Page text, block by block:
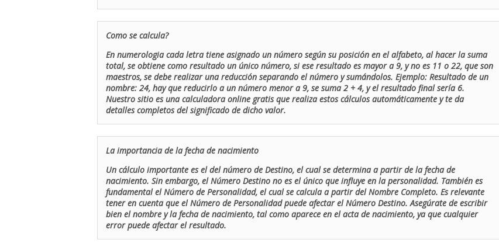
Como se calcula?
En numerologia cada letra tiene asignado un número según su posición en el alfabeto, al hacer la suma
total, se obtiene como resultado un único número, si ese resultado es mayor a 9, y no es 11 o 22, que son
maestros, se debe realizar una reducción separando el número y sumándolos. Ejemplo: Resultado de un
nombre: 24, hay que reducirlo a un número menor a 9, se suma 2 + 4, y el resultado final sería 6.
Nuestro sitio es una calculadora online gratis que realiza estos cálculos automáticamente y te da
detalles completos del significado de dicho valor.
La importancia de la fecha de nacimiento
Un cálculo importante es el del número de Destino, el cual se determina a partir de la fecha de
nacimiento. Sin embargo, el Número Destino no es el único que influye en la personalidad. También es
fundamental el Número de Personalidad, el cual se calcula a partir del Nombre Completo. Es relevante
tener en cuenta que el Número de Personalidad puede afectar el Número Destino. Asegúrate de escribir
bien el nombre y la fecha de nacimiento, tal como aparece en el acta de nacimiento, ya que cualquier
error puede afectar el resultado.